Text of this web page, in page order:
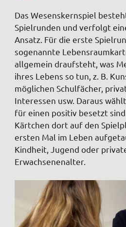
Das Wesenskernspiel
Spielrunden und verfolgt
Ansatz. Für die erste
sogenannte
allgemein draufsteht, was
ihres Lebens so tun, z. B.
möglichen Schulfächer,
Interessen usw. Daraus
für einen positiv besetzt
Kärtchen dort auf den
ersten Mal im Leben
Kindheit, Jugend oder
Erwachsenenalter.